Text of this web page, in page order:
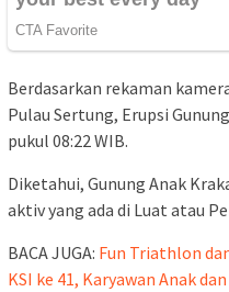
Berdasarkan rekaman
Pulau Sertung, Erupsi
pukul 08:22 WIB.
Diketahui, Gunung Anak
aktiv yang ada di Luat atau
BACA JUGA: Fun Triathlon
KSI ke 41, Karyawan Anak